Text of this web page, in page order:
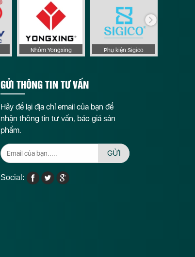
Nhôm Yongxing Phụ kiện Sigico
GỬI THÔNG TIN TƯ VẤN
Hãy để lại địa chỉ email của bạn để
nhận thông tin tư vấn, báo giá sản
phẩm.
GỬI
Social: